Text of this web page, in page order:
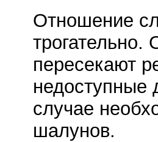
Отношение
пересекают
недоступные
случае
шалунов.